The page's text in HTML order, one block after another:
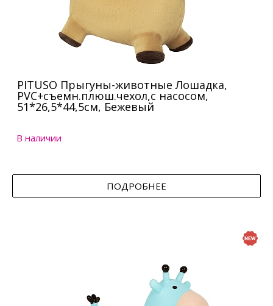
PITUSO Прыгуны-животные Лошадка,
PVC+съемн.плюш.чехол,с насосом,
51*26,5*44,5см, Бежевый
В наличии
ПОДРОБНЕЕ